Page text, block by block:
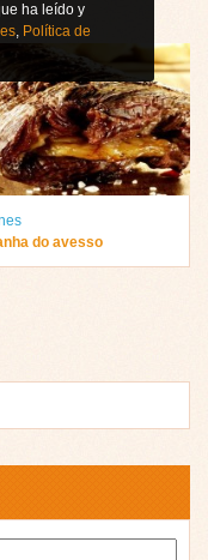
do avesso
ha leído y
, Política de